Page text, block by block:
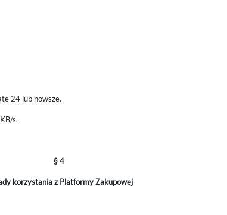
24 lub nowsze.
s.
§ 4
korzystania z Platformy Zakupowej